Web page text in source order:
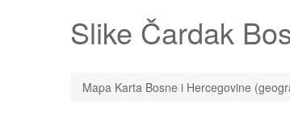
Slike Čardak
Mapa Karta Bosne i Hercegovine